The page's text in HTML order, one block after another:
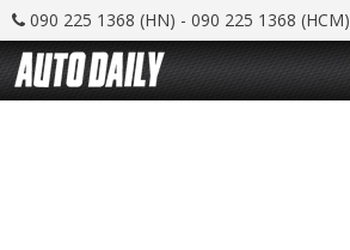
090 225 1368 (HN) - 090 225 1368 (HCM)